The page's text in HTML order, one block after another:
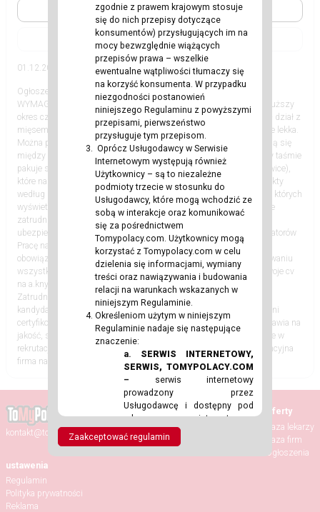
zgodnie z prawem krajowym stosuje
się do nich przepisy dotyczące
konsumentów) przysługujących im na
mocy bezwzględnie wiążących
przepisów prawa – wszelkie
ewentualne wątpliwości tłumaczy się
na korzyść konsumenta. W przypadku
niezgodności postanowień
niniejszego Regulaminu z powyższymi
przepisami, pierwszeństwo
przysługuje tym przepisom.
Oprócz Usługodawcy w Serwisie
Internetowym występują również
Użytkownicy – są to niezależne
podmioty trzecie w stosunku do
Usługodawcy, które mogą wchodzić ze
sobą w interakcje oraz komunikować
się za pośrednictwem
Tomypolacy.com. Użytkownicy mogą
korzystać z Tomypolacy.com w celu
dzielenia się informacjami, wymiany
treści oraz nawiązywania i budowania
relacji na warunkach wskazanych w
niniejszym Regulaminie.
Określeniom użytym w niniejszym
Regulaminie nadaje się następujące
znaczenie:
a. SERWIS INTERNETOWY,
SERWIS, TOMYPOLACY.COM
–
serwis internetowy
prowadzony przez
Usługodawcę i dostępny pod
adresem internetowym
https://tomypolacy.com
subdomenami.
b.REGULAMIN– niniejszy
Zaakceptować regulamin
01.12.2023 Inne
Ogłoszenia
12.97 EUR
WYMAGANIA: Motywacja do pracy Chęć podjęcia współpracy na dłuższy
okres czasu Prawo jazdy będzie atutem ZAKRES OBOWIĄZKÓW: - dział z
mięsem (Slagerij). Nie są to zakłady mięsne. Jest to praca fizycznie lekka.
Można pracować przy taśmie lub na ekspedycji. Temperatury wahają się
między pięcioma, a siedmioma stopniami Celsjusza. Pracując przy taśmie
pakuje się do opakowań kawałki mięsa (schabowe, karkówki, polędwice),
które następnie trafiają do sklepów. Na ekspedycji sortuje się produkty
według zamówienia danego klienta. Kładzie się je pod ekranami, na których
wyświetlają się dane dotyczące zamówienia. OFERUJEMY: Stabilne
zatrudnienie na warunkach holenderskich Zakwaterowanie oraz
ubezpieczenie Dojazdy do pracy Opiekę polskojęzycznych koordynatorów
Pracę na dłuższy okres czasu Za nadgodziny i pracę w weekend
obowiązują dodatki do podstawowych stawek. pomoc w zorganizowaniu
wszystkich formalności Jesli zainteresowala CIe ta oferta wyslij swoje cv
na a.knysak@flexcraft.eu lub zadzwon 48 573104386 Agencja
Zatrudnienia Flexcraft od kilkunastu lat skutecznie kieruje polskich
kandydatów do sprawdzonych, holenderskich firm. Jesteśmy w pełni
certyfikowaną agencją pracy, która w swoich działaniach zawsze stawia na
jakość, szacunek i uczciwość. Nasz profesjonalizm i doświadczenie w
rekrutacji sprawia, że jesteśmy postrzegani jako rzetelna i konkurencyjna
firma na rynku pracy. KRAZ 273
Zobacz
|
kontakt@tomypolacy.com
Strona główna
Aktualności
Wydarzenia
Oferty
Baza lekarzy
Baza firm
Ogłoszenia
ustawenia
Regulamin
Polityka prywatności
Reklama